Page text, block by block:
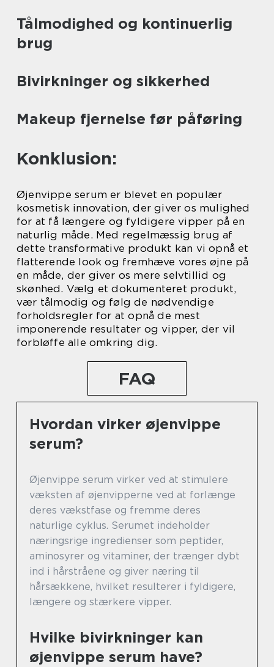
Tålmodighed og kontinuerlig
brug
Bivirkninger og sikkerhed
Makeup fjernelse før påføring
Konklusion:
Øjenvippe serum er blevet en populær
kosmetisk innovation, der giver os mulighed
for at få længere og fyldigere vipper på en
naturlig måde. Med regelmæssig brug af
dette transformative produkt kan vi opnå et
flatterende look og fremhæve vores øjne på
en måde, der giver os mere selvtillid og
skønhed. Vælg et dokumenteret produkt,
vær tålmodig og følg de nødvendige
forholdsregler for at opnå de mest
imponerende resultater og vipper, der vil
forbløffe alle omkring dig.
FAQ
Hvordan virker øjenvippe
serum?
Øjenvippe serum virker ved at stimulere
væksten af øjenvipperne ved at forlænge
deres vækstfase og fremme deres
naturlige cyklus. Serumet indeholder
næringsrige ingredienser som peptider,
aminosyrer og vitaminer, der trænger dybt
ind i hårstråene og giver næring til
hårsækkene, hvilket resulterer i fyldigere,
længere og stærkere vipper.
Hvilke bivirkninger kan
øjenvippe serum have?